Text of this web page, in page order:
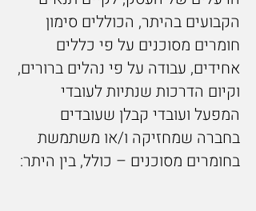
הקבועים בהיתר, הכוללים סימון
חומרים מסוכנים על פי כללים
אחידים, עבודה על פי נהלים ברורים,
וקיום הדרכות שנתיות לעובדי
המפעל ועובדי קבלן שעובדים
בחברה שמחזיקה ו/או משתמשת
בחומרים מסוכנים – כולל, בין היתר: